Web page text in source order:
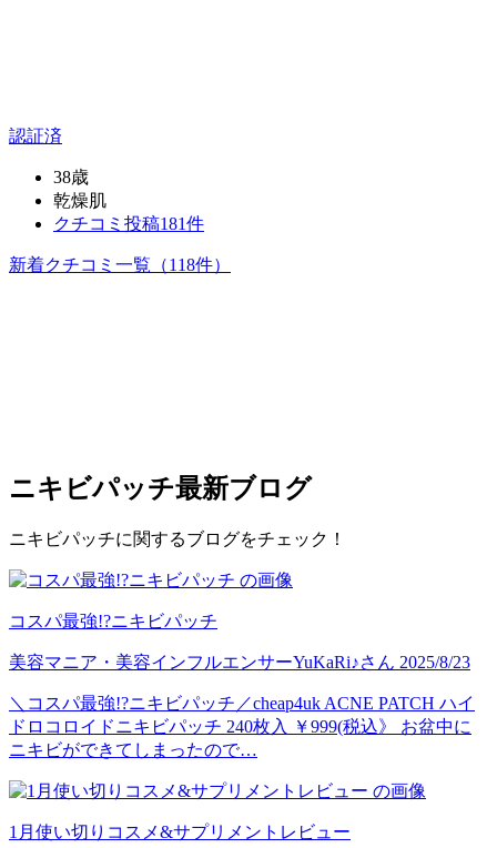
認証済
38歳
乾燥肌
クチコミ投稿181件
新着クチコミ一覧 （118件）
ニキビパッチ最新ブログ
ニキビパッチに関するブログをチェック！
コスパ最強!?ニキビパッチ
美容マニア・美容インフルエンサーYuKaRi♪さん 2025/8/23
＼コスパ最強!?ニキビパッチ／cheap4uk ACNE PATCH ハイ
ドロコロイドニキビパッチ 240枚入 ￥999(税込》 お盆中に
ニキビができてしまったので…
1月使い切りコスメ&サプリメントレビュー